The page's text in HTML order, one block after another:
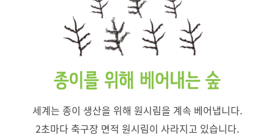
세계는 종이 생산을 위해 원시림을 계속 베어냅니다.
2초마다 축구장 면적 원시림이 사라지고 있습니다.